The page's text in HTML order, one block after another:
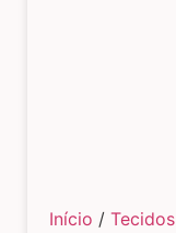
Início / Tecidos